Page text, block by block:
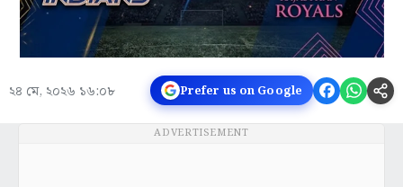
২৪ মে, ২০২৬ ১৬:০৮ Prefer us on Google
ADVERTISEMENT